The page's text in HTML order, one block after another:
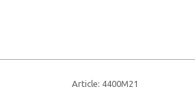
Article: 4400M21